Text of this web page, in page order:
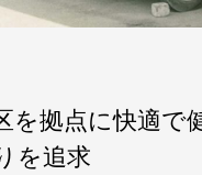
を拠点に快適で
を追求